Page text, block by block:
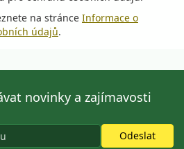
na stránce Informace o
údajů.
novinky a zajímavosti